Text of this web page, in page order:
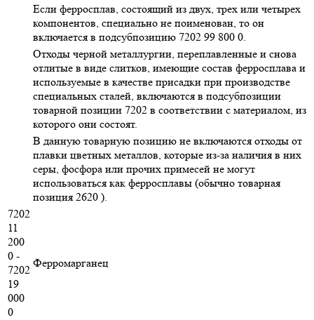
Если ферросплав, состоящий из двух, трех или четырех
компонентов, специально не поименован, то он
включается в подсубпозицию 7202 99 800 0.
Отходы черной металлургии, переплавленные и снова
отлитые в виде слитков, имеющие состав ферросплава и
используемые в качестве присадки при производстве
специальных сталей, включаются в подсубпозиции
товарной позиции 7202 в соответствии с материалом, из
которого они состоят.
В данную товарную позицию не включаются отходы от
плавки цветных металлов, которые из-за наличия в них
серы, фосфора или прочих примесей не могут
использоваться как ферросплавы (обычно товарная
позиция 2620 ).
7202
11
200
0 -
7202
19
000
0
Ферромарганец